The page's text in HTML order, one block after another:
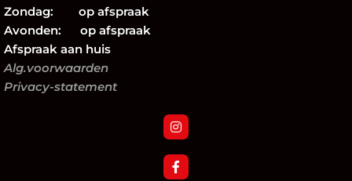
Zondag: op afspraak
Avonden: op afspraak
Afspraak aan huis
Alg.voorwaarden
Privacy-statement